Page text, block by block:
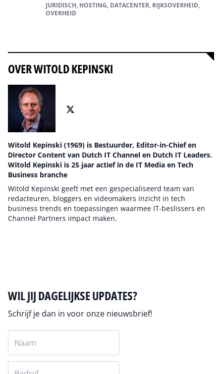
JURIDISCH, HOSTING, DATACENTER, RIJKSOVERHEID,
OVERHEID
OVER WITOLD KEPINSKI
Witold Kepinski (1969) is Bestuurder, Editor-in-Chief en
Director Content van Dutch IT Channel en Dutch IT Leaders.
Witold Kepinski is 25 jaar actief in de IT Media en Tech
Business branche
Witold Kepinski geeft met een gespecialiseerd team van
redacteuren, bloggers en videomakers inzicht in tech
business trends en toepassingen waarmee IT-beslissers en
Channel Partners impact maken.
WIL JIJ DAGELIJKSE UPDATES?
Schrijf je dan in voor onze nieuwsbrief!